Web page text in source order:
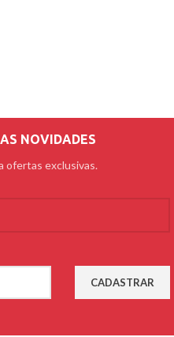
NOVIDADES
ofertas exclusivas.